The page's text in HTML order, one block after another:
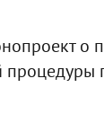
о
процедуры